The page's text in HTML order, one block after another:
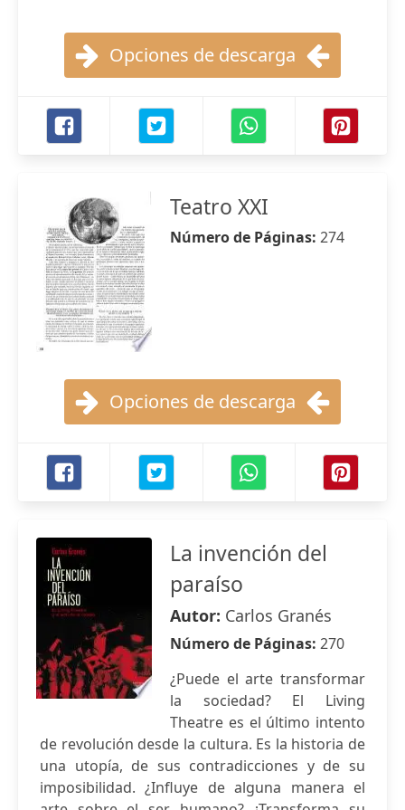
Opciones de descarga
Teatro XXI
Número de Páginas: 274
Opciones de descarga
La invención del
paraíso
Autor: Carlos Granés
Número de Páginas: 270
¿Puede el arte transformar
la sociedad? El Living
Theatre es el último intento
de revolución desde la cultura. Es la historia de
una utopía, de sus contradicciones y de su
imposibilidad. ¿Influye de alguna manera el